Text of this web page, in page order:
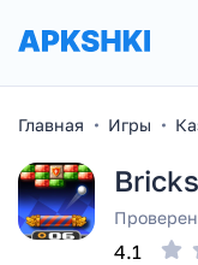
Главная Игры
4.1